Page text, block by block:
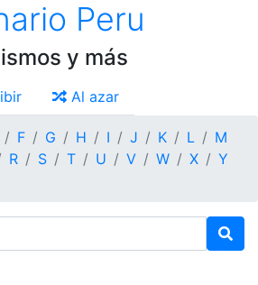
Peru
y más
Al azar
F G H I J K L
M
R S T U V W X
Y